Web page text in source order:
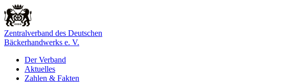
Zentralverband des Deutschen
Bäckerhandwerks e. V.
Der Verband
Aktuelles
Zahlen & Fakten